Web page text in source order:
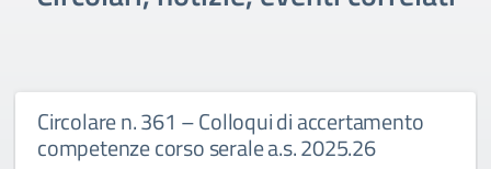
Circolare n. 361 – Colloqui di accertamento
competenze corso serale a.s. 2025.26